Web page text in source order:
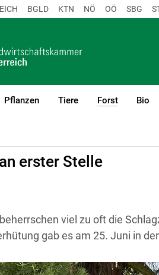
BGLD KTN NÖ OÖ SBG
Pflanzen Tiere Forst
(current)1
Bio
erster Stelle
viel zu oft die
gab es am 25. Juni in der